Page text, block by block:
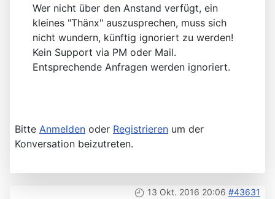
Wer nicht über den Anstand verfügt, ein
kleines "Thänx" auszusprechen, muss sich
nicht wundern, künftig ignoriert zu werden!
Kein Support via PM oder Mail.
Entsprechende Anfragen werden ignoriert.
Bitte Anmelden oder Registrieren um der
Konversation beizutreten.
13 Okt. 2016 20:06 #43631